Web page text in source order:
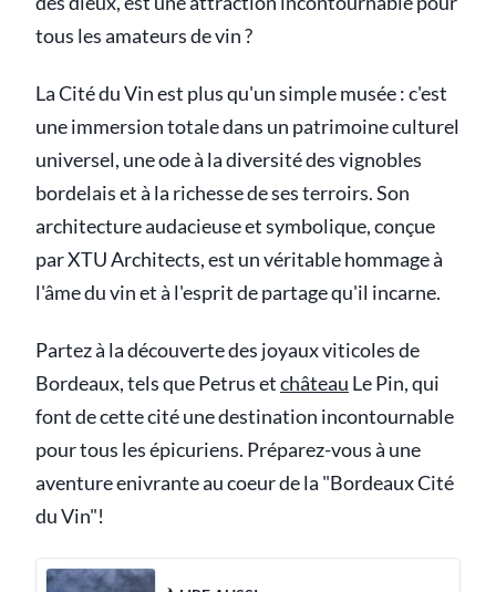
tous les amateurs de vin ?
La Cité du Vin est plus qu'un simple musée : c'est
une immersion totale dans un patrimoine culturel
universel, une ode à la diversité des vignobles
bordelais et à la richesse de ses terroirs. Son
architecture audacieuse et symbolique, conçue
par XTU Architects, est un véritable hommage à
l'âme du vin et à l'esprit de partage qu'il incarne.
Partez à la découverte des joyaux viticoles de
Bordeaux, tels que Petrus etchâteau Le Pin, qui
font de cette cité une destination incontournable
pour tous les épicuriens. Préparez-vous à une
aventure enivrante au coeur de la "Bordeaux Cité
du Vin"!